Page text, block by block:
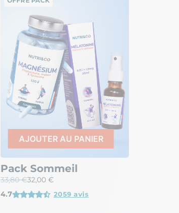
AJOUTER AU PANIER
Pack Sommeil
33,80 €32,00 €
4.7
2059 avis